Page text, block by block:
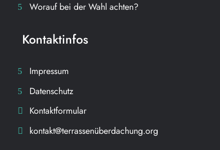
Worauf bei der Wahl achten?
Kontaktinfos
Impressum
Datenschutz
Kontaktformular
kontakt@terrassenüberdachung.org